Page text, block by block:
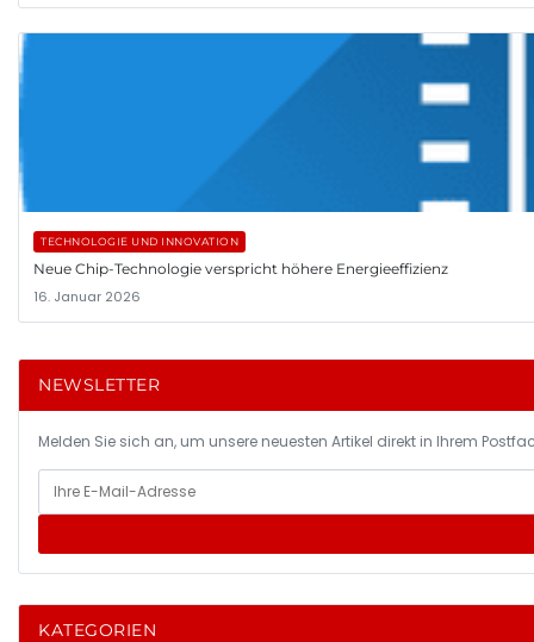
TECHNOLOGIE UND INNOVATION
Neue Chip-Technologie verspricht höhere Energieeffizienz
16. Januar 2026
NEWSLETTER
Melden Sie sich an, um unsere neuesten Artikel direkt in Ihrem
KATEGORIEN